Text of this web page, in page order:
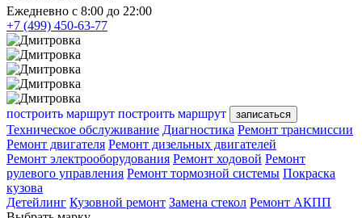
Ежедневно с 8:00 до 22:00
+7 (499) 450-63-77
построить маршрут построить маршрут записаться
Техническое обслуживание Диагностика Ремонт трансмиссии
Ремонт двигателя Ремонт дизельных двигателей
Ремонт электрооборудования Ремонт ходовой Ремонт
рулевого управления Ремонт тормозной системы Покраска
кузова
Детейлинг Кузовной ремонт Замена стекол Ремонт АКПП